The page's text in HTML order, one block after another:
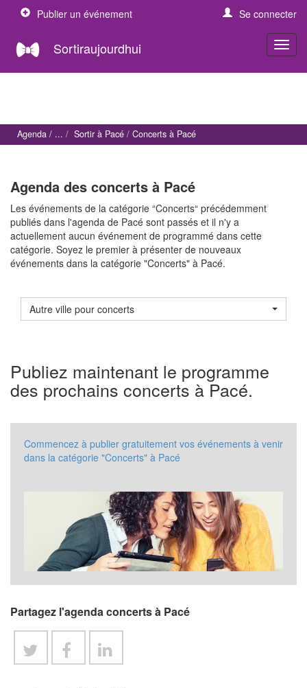
Publier un événement Se connecter
Sortiraujourdhui
Agenda Sortir à Pacé Concerts à Pacé
Agenda des concerts à Pacé
Les événements de la catégorie “Concerts“ précédemment
publiés dans l'agenda de Pacé sont passés et il n'y a
actuellement aucun événement de programmé dans cette
catégorie. Soyez le premier à présenter de nouveaux
événements dans la catégorie "Concerts" à Pacé.
Autre ville pour concerts
Publiez maintenant le programme
des prochains concerts à Pacé.
Commencez à publier gratuitement vos événements à venir
dans la catégorie "Concerts" à Pacé
Partagez l'agenda concerts à Pacé